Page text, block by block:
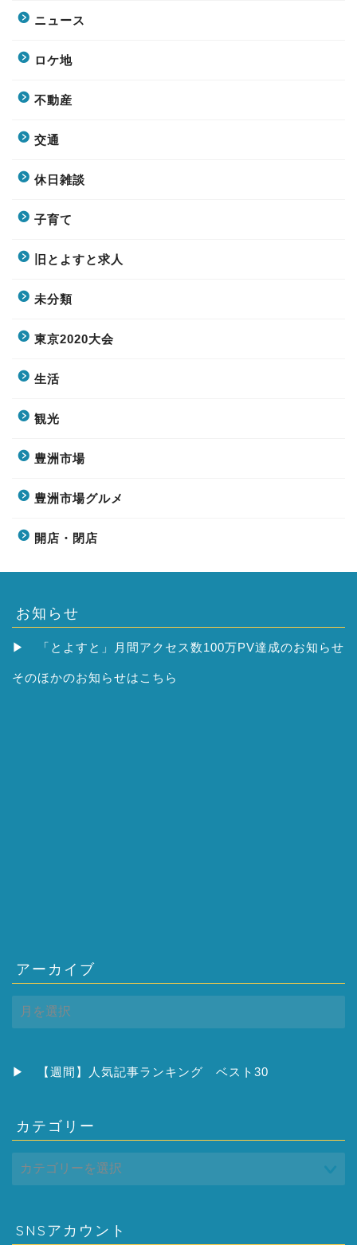
ニュース
ロケ地
不動産
交通
休日雑談
子育て
旧とよすと求人
未分類
東京2020大会
生活
観光
豊洲市場
豊洲市場グルメ
開店・閉店
お知らせ
▶ 「とよすと」月間アクセス数100万PV達成のお知らせ
そのほかのお知らせはこちら
アーカイブ
ア
ー
ブ
▶ 【週間】人気記事ランキング ベスト30
カテゴリー
SNSアカウント